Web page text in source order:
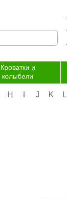
Кроватки и
колыбели
H J K L